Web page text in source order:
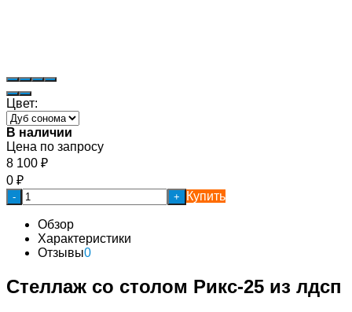
Цвет:
В наличии
Цена по запросу
8 100 ₽
0 ₽
- + Купить
Обзор
Характеристики
Отзывы0
Стеллаж со столом Рикс-25 из лдсп